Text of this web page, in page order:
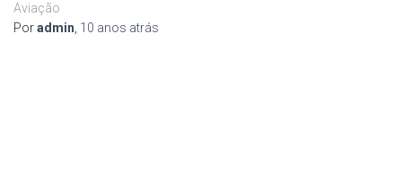
Aviação
Poradmin 10 anos atrás